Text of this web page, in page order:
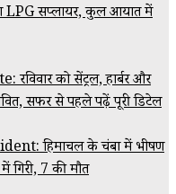
LPG सप्लायर, कुल आयात में
को सेंट्रल, हार्बर और
सफर से पहले पढ़ें पूरी डिटेल
हिमाचल के चंबा में भीषण
गिरी, 7 की मौत